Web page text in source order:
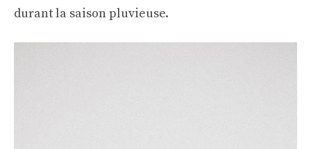
durant la saison pluvieuse.